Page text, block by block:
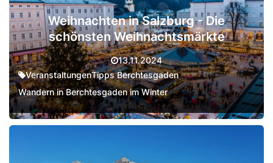
Weihnachten in Salzburg - Die
schönsten Weihnachtsmärkte
13.11.2024
VeranstaltungenTipps Berchtesgaden
Wandern in Berchtesgaden im Winter